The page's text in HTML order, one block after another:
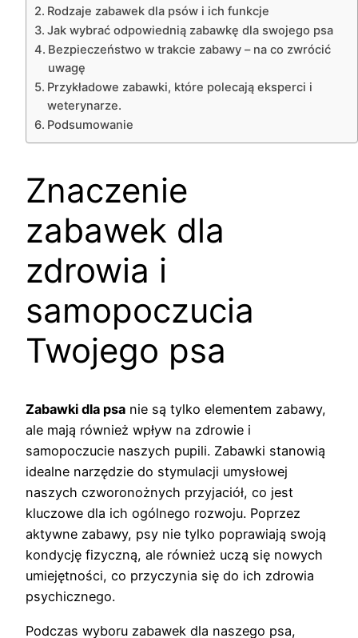
Rodzaje zabawek dla psów i ich funkcje
Jak wybrać odpowiednią zabawkę dla swojego psa
Bezpieczeństwo w trakcie zabawy – na co zwrócić
uwagę
Przykładowe zabawki, które polecają eksperci i
weterynarze.
Podsumowanie
Znaczenie
zabawek dla
zdrowia i
samopoczucia
Twojego psa
Zabawki dla psa nie są tylko elementem zabawy,
ale mają również wpływ na zdrowie i
samopoczucie naszych pupili. Zabawki stanowią
idealne narzędzie do stymulacji umysłowej
naszych czworonożnych przyjaciół, co jest
kluczowe dla ich ogólnego rozwoju. Poprzez
aktywne zabawy, psy nie tylko poprawiają swoją
kondycję fizyczną, ale również uczą się nowych
umiejętności, co przyczynia się do ich zdrowia
psychicznego.
Podczas wyboru zabawek dla naszego psa,